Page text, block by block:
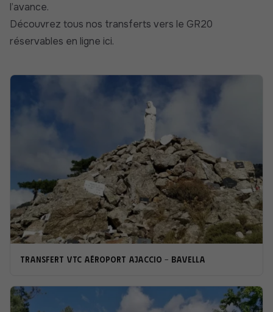
l’avance.
Découvrez tous nos transferts vers le GR20
réservables en ligne ici.
Transfert VTC Aéroport Ajaccio - Bavella